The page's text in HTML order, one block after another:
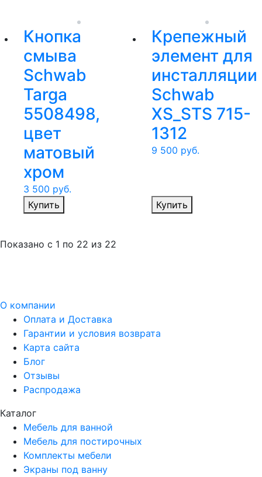
Кнопка
смыва
Schwab
Targa
5508498,
цвет
матовый
хром
3 500 руб.
Купить
Крепежный
элемент для
инсталляции
Schwab
XS_STS 715-
1312
9 500 руб.
Купить
Показано с 1 по 22 из 22
О компании
Оплата и Доставка
Гарантии и условия возврата
Карта сайта
Блог
Отзывы
Распродажа
Каталог
Мебель для ванной
Мебель для постирочных
Комплекты мебели
Экраны под ванну